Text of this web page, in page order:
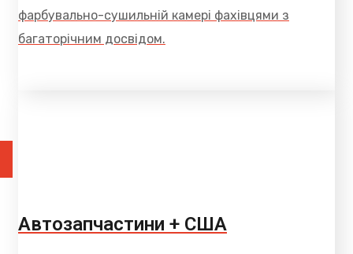
фарбувально-сушильній камері фахівцями з
багаторічним досвідом.
Автозапчастини + США